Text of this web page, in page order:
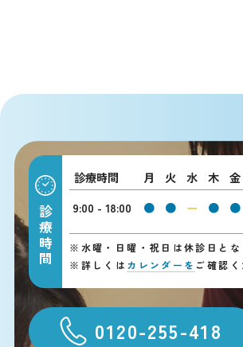
診療時間
診療時間 月 火 水 木 金
9:00 - 18:00
● ● ー ● ●
※ 水曜・日曜・祝日は休診日とな
※ 詳しくは カレンダーを ご確認く
0120-255-418